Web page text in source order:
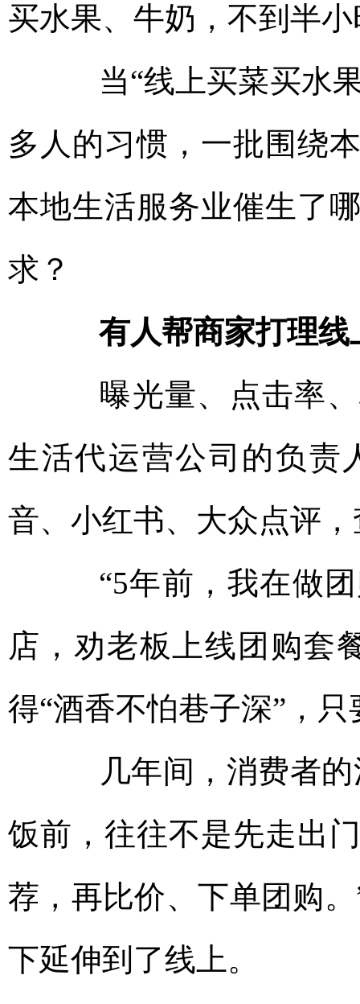
买水果、牛奶，不到半
当“线上买菜买水果
多人的习惯，一批围绕
本地生活服务业催生了
求？
有人帮商家打理线
曝光量、点击率、
生活代运营公司的负责
音、小红书、大众点评
“5年前，我在做团
店，劝老板上线团购套
得“酒香不怕巷子深”，
几年间，消费者的
饭前，往往不是先走出
荐，再比价、下单团购
下延伸到了线上。